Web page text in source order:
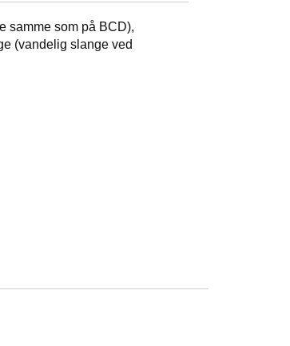
samme som på BCD),
(vandelig slange ved